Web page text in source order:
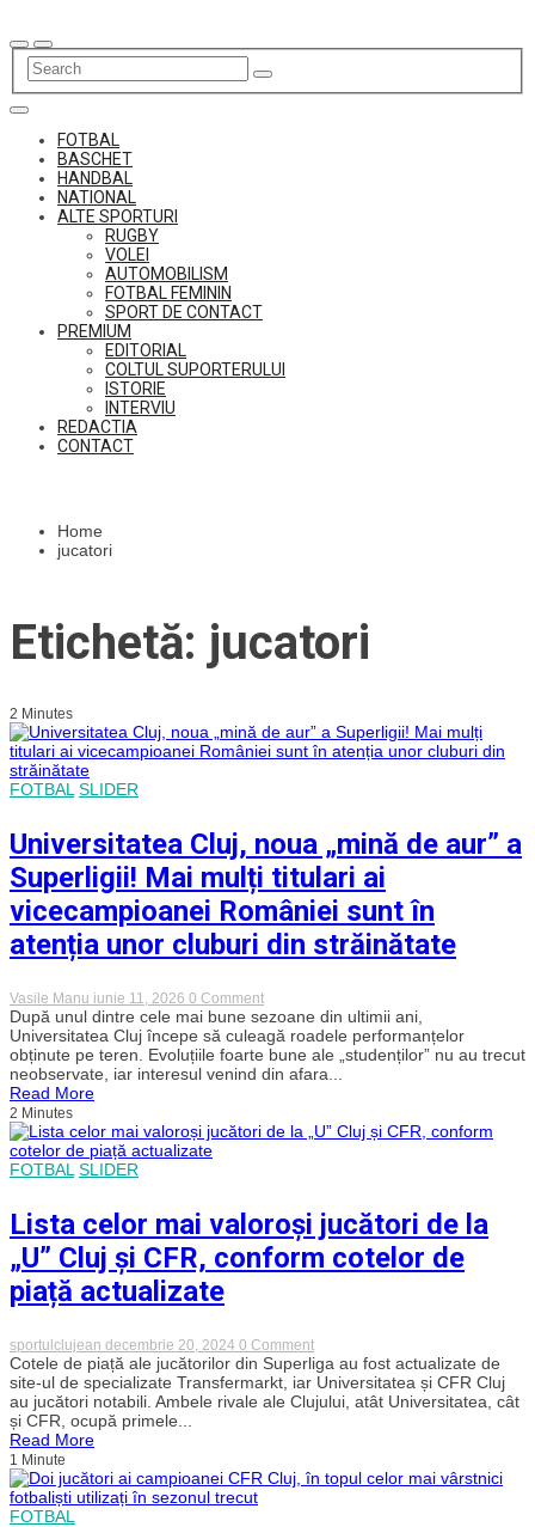
to
content
FOTBAL
BASCHET
HANDBAL
NATIONAL
ALTE SPORTURI
RUGBY
VOLEI
AUTOMOBILISM
FOTBAL FEMININ
SPORT DE CONTACT
PREMIUM
EDITORIAL
COLTUL SUPORTERULUI
ISTORIE
INTERVIU
REDACTIA
CONTACT
Home
jucatori
Etichetă: jucatori
2 Minutes
FOTBAL SLIDER
Universitatea Cluj, noua „mină de aur” a
Superligii! Mai mulți titulari ai
vicecampioanei României sunt în
atenția unor cluburi din străinătate
Vasile Manu iunie 11, 2026 0 Commenton
Universitatea
Cluj,
noua
„mină
de
Superligii!
vicecampioanei
României
sunt
în
străinătate
După unul dintre cele mai bune sezoane din ultimii ani,
Universitatea Cluj începe să culeagă roadele performanțelor
obținute pe teren. Evoluțiile foarte bune ale „studenților” nu au trecut
neobservate, iar interesul venind din afara...
Read More
2 Minutes
FOTBAL SLIDER
Lista celor mai valoroși jucători de la
„U” Cluj și CFR, conform cotelor de
piață actualizate
sportulclujean decembrie 20, 2024 0 Commenton
Lista
celor
mai
valoroși
„U”
Cotele de piață ale jucătorilor din Superliga au fost actualizate de
site-ul de specializate Transfermarkt, iar Universitatea și CFR Cluj
au jucători notabili. Ambele rivale ale Clujului, atât Universitatea, cât
și CFR, ocupă primele...
Read More
1 Minute
FOTBAL